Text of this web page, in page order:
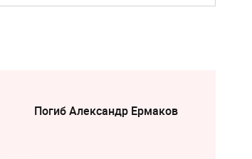
Погиб Александр Ермаков